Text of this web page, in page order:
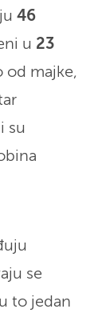
46
u 23
majke,
su
se
to jedan